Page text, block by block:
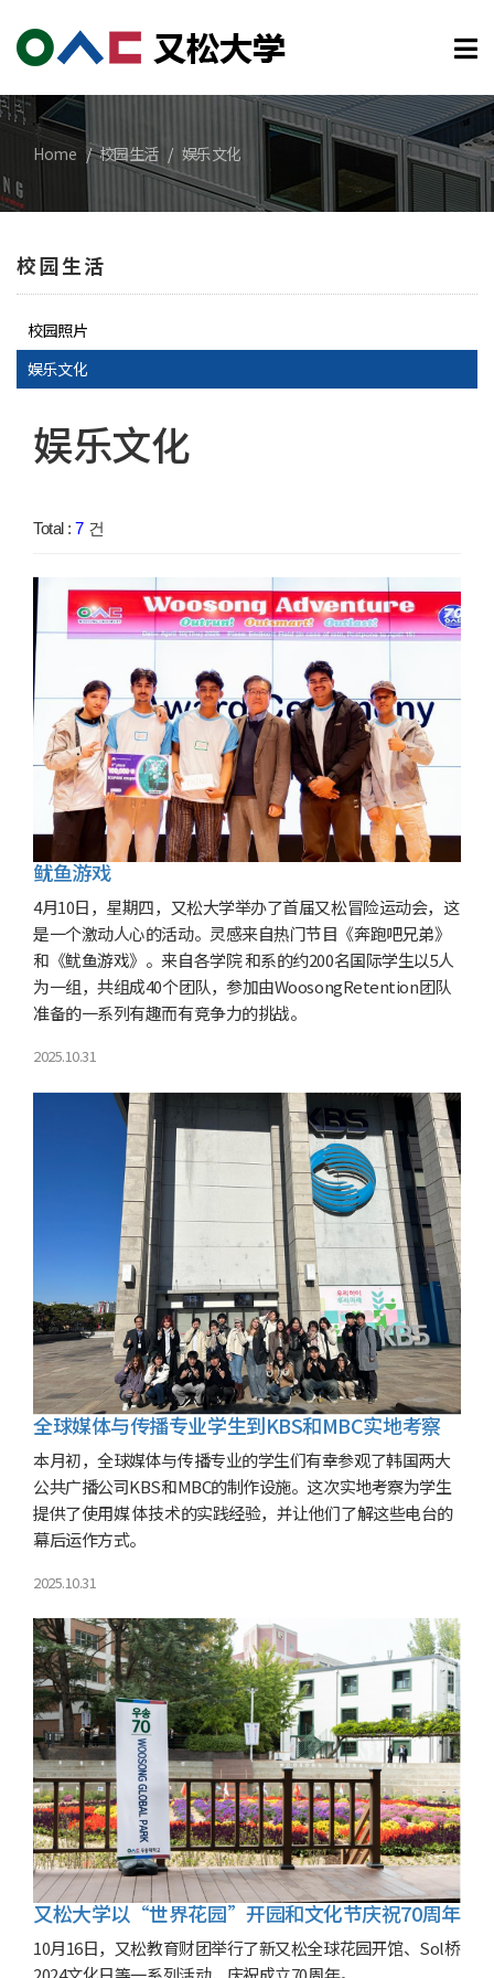
Home 校园生活 娱乐文化
校园生活
校园照片
娱乐文化
娱乐文化
Total :7건
鱿鱼游戏
4月10日，星期四，又松大学举办了首届又松冒险运动会，这
是一个激动人心的活动。灵感来自热门节目《奔跑吧兄弟》
和《鱿鱼游戏》。来自各学院 和系的约200名国际学生以5人
为一组，共组成40个团队，参加由WoosongRetention团队
准备的一系列有趣而有竞争力的挑战。
2025.10.31
全球媒体与传播专业学生到KBS和MBC实地考察
本月初，全球媒体与传播专业的学生们有幸参观了韩国两大
公共广播公司KBS和MBC的制作设施。这次实地考察为学生
提供了使用媒 体技术的实践经验，并让他们了解这些电台的
幕后运作方式。
2025.10.31
又松大学以“世界花园”开园和文化节庆祝70周年
10月16日，又松教育财团举行了新又松全球花园开馆、Sol桥